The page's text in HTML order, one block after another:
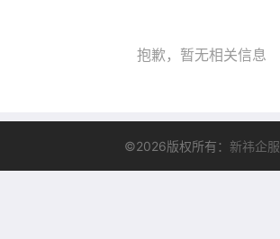
抱歉，暂无相关信息
©2026版权所有： 新祎企服